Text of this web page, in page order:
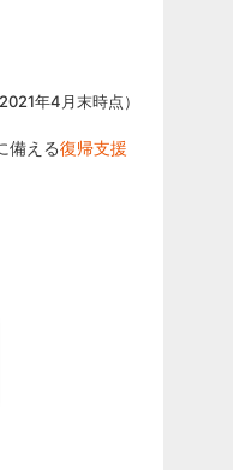
年4月末時点）
備える復帰支援